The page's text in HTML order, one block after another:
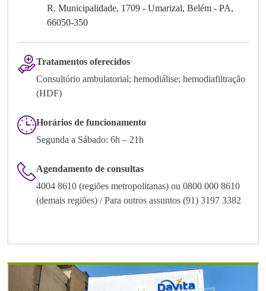
R. Municipalidade, 1709 - Umarizal, Belém - PA,
66050-350
Tratamentos oferecidos
Consultório ambulatorial; hemodiálise; hemodiafiltração
(HDF)
Horários de funcionamento
Segunda a Sábado: 6h – 21h
Agendamento de consultas
4004 8610 (regiões metropolitanas) ou 0800 000 8610
(demais regiões) / Para outros assuntos (91) 3197 3382